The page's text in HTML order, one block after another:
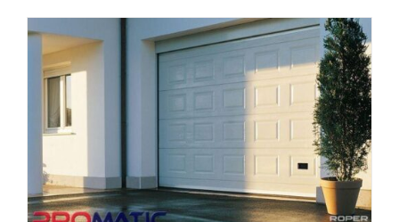
tiene
múltiples
variantes.
opciones
elegir
en
la
página